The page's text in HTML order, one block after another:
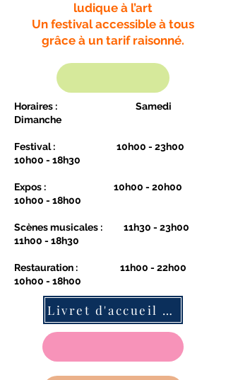
ludique à l’art
Un festival accessible à tous
grâce à un tarif raisonné.
Horaires : Samedi
Dimanche
Festival : 10h00 - 23h00
10h00 - 18h30
Expos : 10h00 - 20h00
10h00 - 18h00
Scènes musicales : 11h30 - 23h00
11h00 - 18h30
Restauration : 11h00 - 22h00
10h00 - 18h00
Livret d'accueil 2026 en cours de réalisation , crédit Maxime Janin